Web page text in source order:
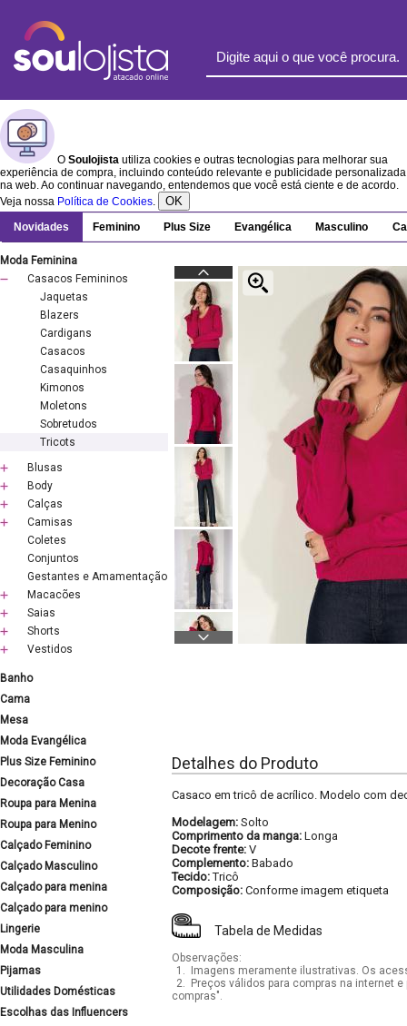
O Soulojista utiliza cookies e outras tecnologias para melhorar sua
experiência de compra, incluindo conteúdo relevante e publicidade personalizada
na web. Ao continuar navegando, entendemos que você está ciente e de acordo.
Veja nossa Política de Cookies. OK
Novidades Feminino Plus Size Evangélica Masculino
Moda Feminina
Casacos Femininos
Jaquetas
Blazers
Cardigans
Casacos
Casaquinhos
Kimonos
Moletons
Sobretudos
Tricots
Blusas
Body
Calças
Camisas
Coletes
Conjuntos
Gestantes e Amamentação
Macacões
Saias
Shorts
Vestidos
Banho
Cama
Mesa
Moda Evangélica
Plus Size Feminino
Decoração Casa
Roupa para Menina
Roupa para Menino
Calçado Feminino
Calçado Masculino
Calçado para menina
Calçado para menino
Lingerie
Moda Masculina
Pijamas
Utilidades Domésticas
Escolhas das Influencers
Detalhes do Produto
Casaco em tricô de acrílico. Modelo com
Modelagem: Solto
Comprimento da manga: Longa
Decote frente: V
Complemento: Babado
Tecido:Tricô
Composição: Conforme imagem etiqueta
Tabela de Medidas
Observações:
1.
Imagens meramente ilustrativas. Os
2.
Preços válidos para compras na internet
compras".